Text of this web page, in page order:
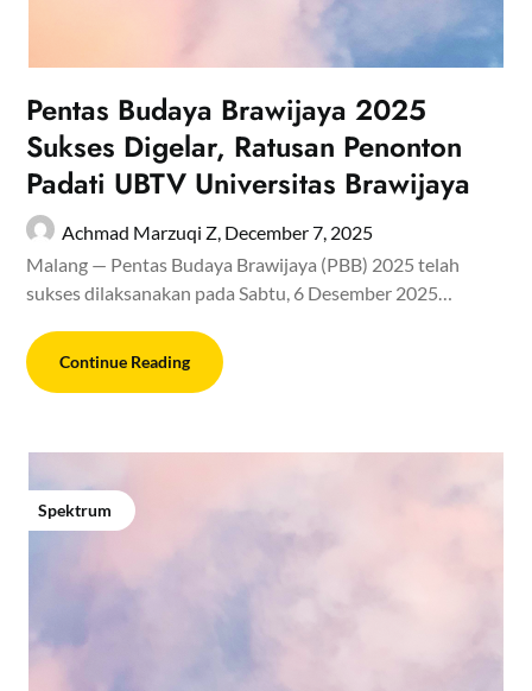
Pentas Budaya Brawijaya 2025
Sukses Digelar, Ratusan Penonton
Padati UBTV Universitas Brawijaya
Achmad Marzuqi Z, December 7, 2025
Malang — Pentas Budaya Brawijaya (PBB) 2025 telah
sukses dilaksanakan pada Sabtu, 6 Desember 2025…
Continue Reading
Spektrum